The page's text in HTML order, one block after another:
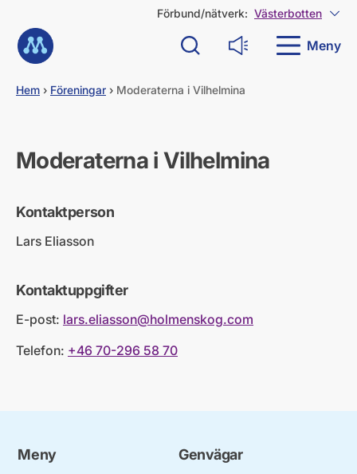
Förbund/nätverk: Västerbotten
Sök Läs upp Meny
Hem › Föreningar › Moderaterna i Vilhelmina
Moderaterna i Vilhelmina
Kontaktperson
Lars Eliasson
Kontaktuppgifter
E-post: lars.eliasson@holmenskog.com
Telefon: +46 70-296 58 70
Meny Genvägar